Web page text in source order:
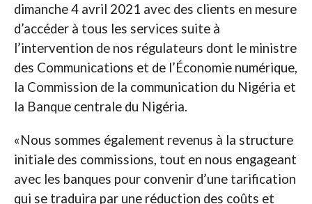
dimanche 4 avril 2021 avec des clients en mesure
d’accéder à tous les services suite à
l’intervention de nos régulateurs dont le ministre
des Communications et de l’Économie numérique,
la Commission de la communication du Nigéria et
la Banque centrale du Nigéria.
«Nous sommes également revenus à la structure
initiale des commissions, tout en nous engageant
avec les banques pour convenir d’une tarification
qui se traduira par une réduction des coûts et